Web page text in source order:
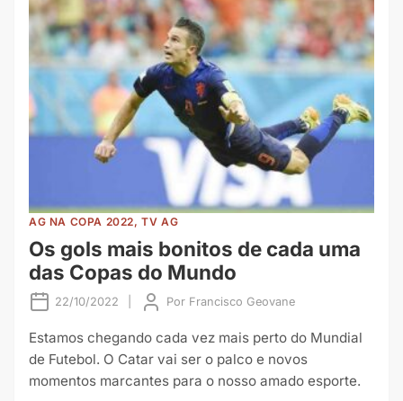
AG NA COPA 2022, TV AG
Os gols mais bonitos de cada uma
das Copas do Mundo
22/10/2022 Por Francisco Geovane
Estamos chegando cada vez mais perto do Mundial
de Futebol. O Catar vai ser o palco e novos
momentos marcantes para o nosso amado esporte.